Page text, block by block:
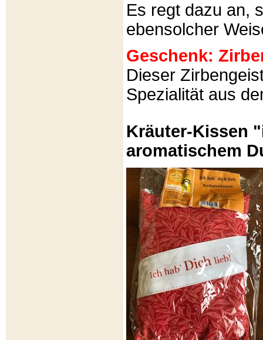
Es regt dazu an,
ebensolcher
Geschenk:
Dieser
Spezialität aus
Kräuter-Kissen
aromatischem